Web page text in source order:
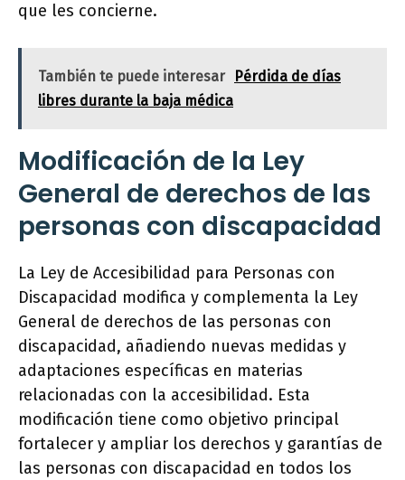
que les concierne.
También te puede interesar
Pérdida de días
libres durante la baja médica
Modificación de la Ley
General de derechos de las
personas con discapacidad
La Ley de Accesibilidad para Personas con
Discapacidad modifica y complementa la Ley
General de derechos de las personas con
discapacidad, añadiendo nuevas medidas y
adaptaciones específicas en materias
relacionadas con la accesibilidad. Esta
modificación tiene como objetivo principal
fortalecer y ampliar los derechos y garantías de
las personas con discapacidad en todos los